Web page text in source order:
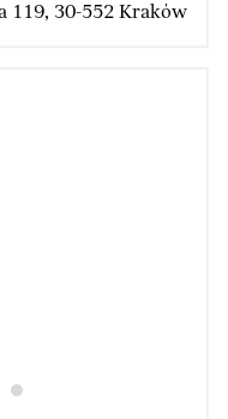
119, 30-552 Kraków